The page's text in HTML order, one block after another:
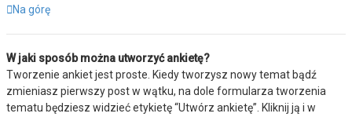
Na górę
W jaki sposób można utworzyć ankietę?
Tworzenie ankiet jest proste. Kiedy tworzysz nowy temat bądź
zmieniasz pierwszy post w wątku, na dole formularza tworzenia
tematu będziesz widzieć etykietę “Utwórz ankietę”. Kliknij ją i w